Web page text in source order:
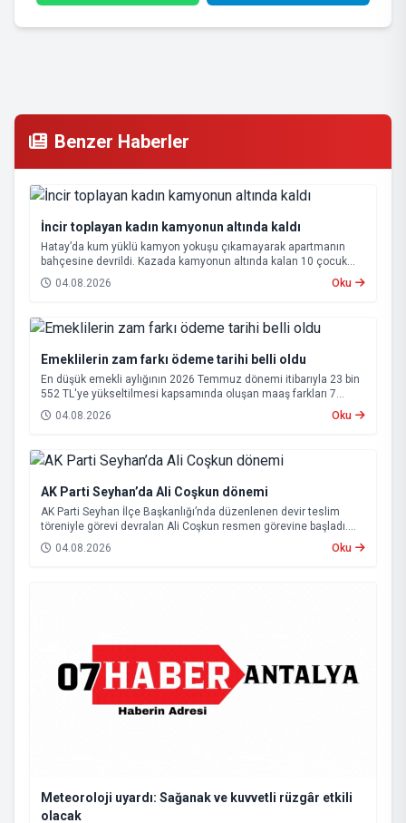
Benzer Haberler
İncir toplayan kadın kamyonun altında kaldı
Hatay’da kum yüklü kamyon yokuşu çıkamayarak apartmanın
bahçesine devrildi. Kazada kamyonun altında kalan 10 çocuk
annesi 65 yaşındaki kadın hayatını kaybetti.
04.08.2026 Oku
Emeklilerin zam farkı ödeme tarihi belli oldu
En düşük emekli aylığının 2026 Temmuz dönemi itibarıyla 23 bin
552 TL'ye yükseltilmesi kapsamında oluşan maaş farkları 7
Ağustos 2026 tarihinde hesaplara yatırılacak.
04.08.2026 Oku
AK Parti Seyhan’da Ali Coşkun dönemi
AK Parti Seyhan İlçe Başkanlığı’nda düzenlenen devir teslim
töreniyle görevi devralan Ali Coşkun resmen görevine başladı.
Hizmet vurgusu yapan Coşkun, “AK Partili olmak, bu ülkenin her
metrekaresine sevdalı olmaktır” dedi.
04.08.2026 Oku
Meteoroloji uyardı: Sağanak ve kuvvetli rüzgâr etkili
olacak